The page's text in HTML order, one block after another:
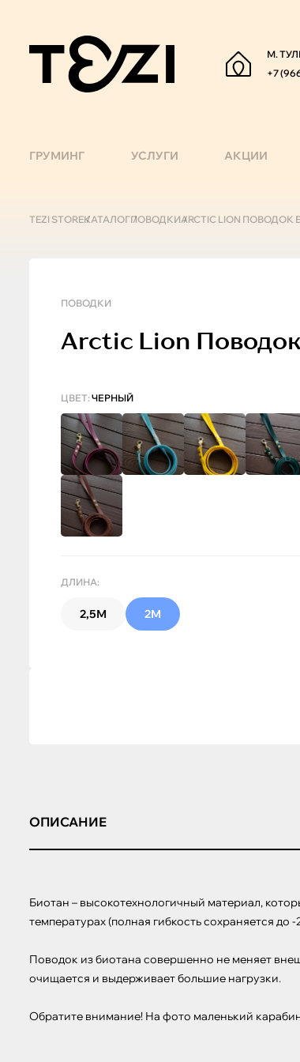
М.
+7
ГРУМИНГ УСЛУГИ АКЦИИ
TEZI STOREКАТАЛОГПОВОДКИARCTIC LION
ПОВОДКИ
Arctic Lion
ЦВЕТ: ЧЕРНЫЙ
ДЛИНА:
2,5М 2М
ОПИСАНИЕ
Биотан – высокотехнологичный материал,
температурах (полная гибкость сохраняется до -
Поводок из биотана совершенно не меняет
очищается и выдерживает большие нагрузки.
Обратите внимание! На фото маленький